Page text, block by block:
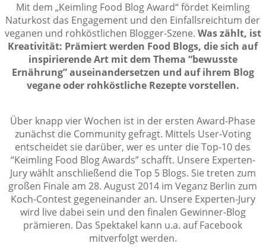
Mit dem „Keimling Food Blog Award“ fördet Keimling
Naturkost das Engagement und den Einfallsreichtum der
veganen und rohköstlichen Blogger-Szene. Was zählt, ist
Kreativität: Prämiert werden Food Blogs, die sich auf
inspirierende Art mit dem Thema “bewusste
Ernährung” auseinandersetzen und auf ihrem Blog
vegane oder rohköstliche Rezepte vorstellen.
Über knapp vier Wochen ist in der ersten Award-Phase
zunächst die Community gefragt. Mittels User-Voting
entscheidet sie darüber, wer es unter die Top-10 des
“Keimling Food Blog Awards” schafft. Unsere Experten-
Jury wählt anschließend die Top 5 Blogs. Sie treten zum
großen Finale am 28. August 2014 im Veganz Berlin zum
Koch-Contest gegeneinander an. Unsere Experten-Jury
wird live dabei sein und den finalen Gewinner-Blog
prämieren. Das Spektakel kann u.a. auf Facebook
mitverfolgt werden.